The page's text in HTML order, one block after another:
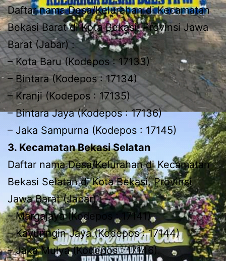
Daftar nama Desa/Kelurahan di Kecamatan
Bekasi Barat di Kota Bekasi, Provinsi Jawa
Barat (Jabar) :
– Kota Baru (Kodepos : 17133)
– Bintara (Kodepos : 17134)
– Kranji (Kodepos : 17135)
– Bintara Jaya (Kodepos : 17136)
– Jaka Sampurna (Kodepos : 17145)
3. Kecamatan Bekasi Selatan
Daftar nama Desa/Kelurahan di Kecamatan
Bekasi Selatan di Kota Bekasi, Provinsi
Jawa Barat (Jabar) :
– Margajaya (Kodepos : 17141)
– Kayuringin Jaya (Kodepos : 17144)
– Jaka Mulya (Kodepos : 17146)